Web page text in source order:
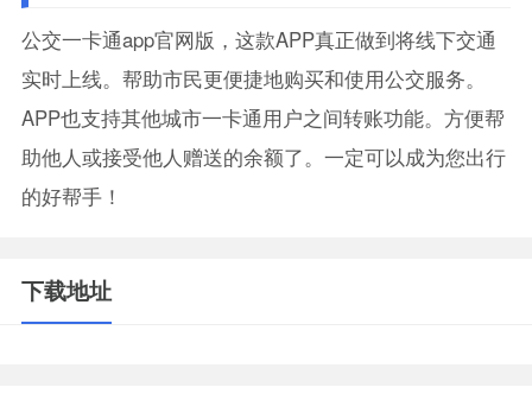
公交一卡通app官网版，这款APP真正做到将线下交通
实时上线。帮助市民更便捷地购买和使用公交服务。
APP也支持其他城市一卡通用户之间转账功能。方便帮
助他人或接受他人赠送的余额了。一定可以成为您出行
的好帮手！
下载地址